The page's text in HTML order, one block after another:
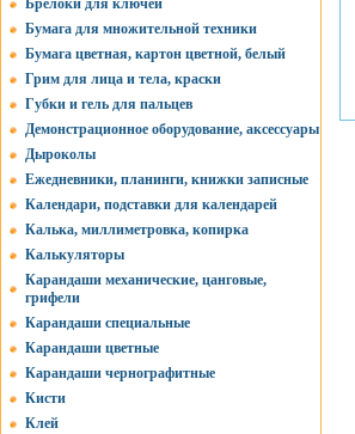
Брелоки для ключей
Бумага для множительной техники
Бумага цветная, картон цветной, белый
Грим для лица и тела, краски
Губки и гель для пальцев
Демонстрационное оборудование, аксессуары
Дыроколы
Ежедневники, планинги, книжки записные
Календари, подставки для календарей
Калька, миллиметровка, копирка
Калькуляторы
Карандаши механические, цанговые,
грифели
Карандаши специальные
Карандаши цветные
Карандаши чернографитные
Кисти
Клей